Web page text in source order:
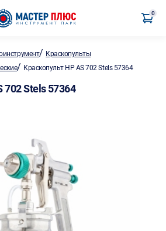
0
/ Краскопульты
/ Краскопульт HP AS 702 Stels 57364
702 Stels 57364